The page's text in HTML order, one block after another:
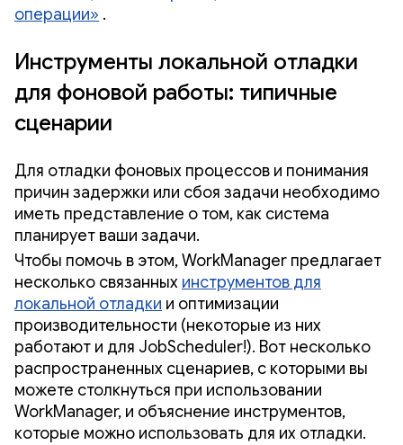
операции» .
Инструменты локальной отладки
для фоновой работы: типичные
сценарии
Для отладки фоновых процессов и понимания
причин задержки или сбоя задачи необходимо
иметь представление о том, как система
планирует ваши задачи.
Чтобы помочь в этом, WorkManager предлагает
несколько связанных инструментов для
локальной отладки и оптимизации
производительности (некоторые из них
работают и для JobScheduler!). Вот несколько
распространенных сценариев, с которыми вы
можете столкнуться при использовании
WorkManager, и объяснение инструментов,
которые можно использовать для их отладки.